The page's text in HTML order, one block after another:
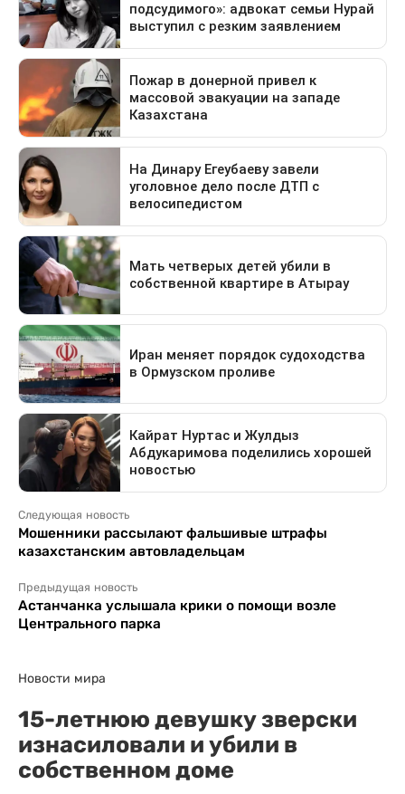
Следующая новость
Мошенники рассылают фальшивые штрафы
казахстанским автовладельцам
Предыдущая новость
Астанчанка услышала крики о помощи возле
Центрального парка
Новости мира
15-летнюю девушку зверски
изнасиловали и убили в
собственном доме